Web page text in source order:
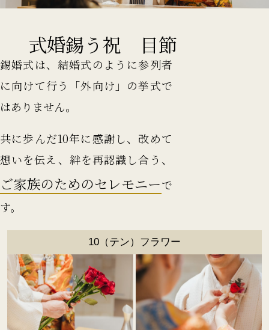
節目を祝う錫婚式
錫婚式は、結婚式のように参列者
に向けて行う「外向け」の挙式で
はありません。
共に歩んだ10年に感謝し、改めて
想いを伝え、絆を再認識し合う、
ご家族のためのセレモニーで
す。
10（テン）フラワー